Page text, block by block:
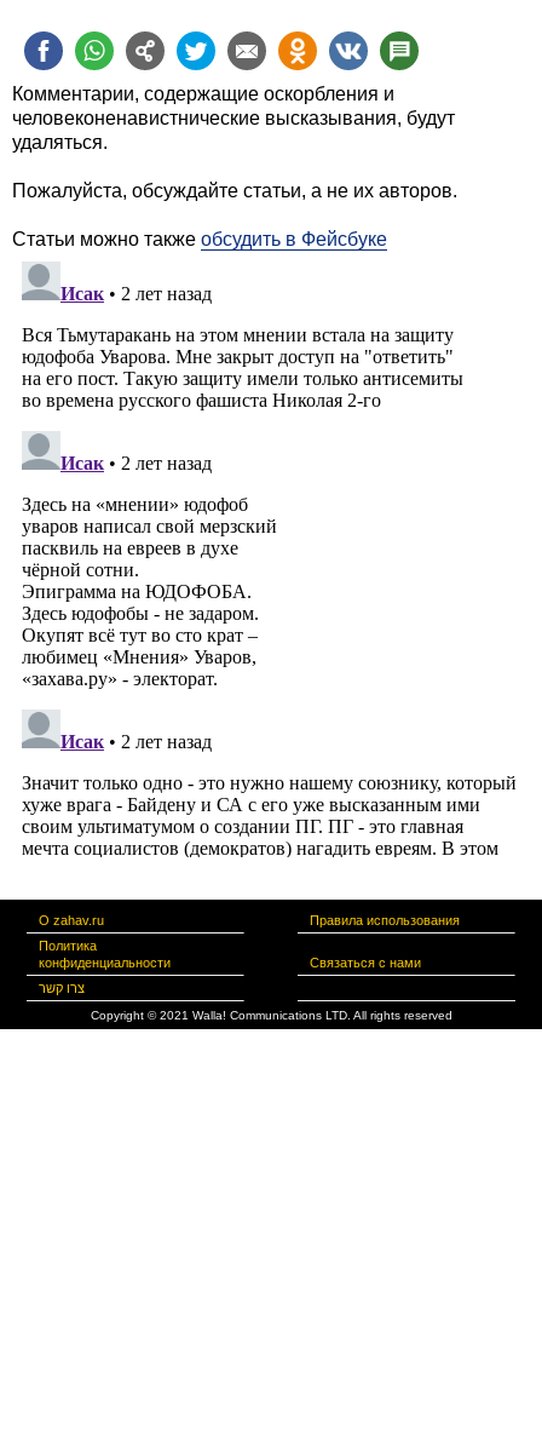
Комментарии, содержащие оскорбления и
человеконенавистнические высказывания, будут
удаляться.
Пожалуйста, обсуждайте статьи, а не их авторов.
Статьи можно также обсудить в Фейсбуке
О zahav.ru
Правила использования
Политика
конфиденциальности
Связаться с нами
צרו קשר
Copyright © 2021 Walla! Communications LTD. All rights reserved